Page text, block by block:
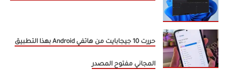
حررت 10 جيجابايت من هاتفي Android بهذا التطبيق
المجاني مفتوح المصدر